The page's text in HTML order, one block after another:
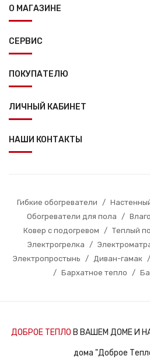
О МАГАЗИНЕ
СЕРВИС
ПОКУПАТЕЛЮ
ЛИЧНЫЙ КАБИНЕТ
НАШИ КОНТАКТЫ
Гибкие обогреватели /
Обогреватели для пола
/
Ковер с подогревом
/ Теплый
Электрогрелка
/
Электропростынь
/ Диван-гамак /
/ Бархатное тепло /
ДОБРОЕ ТЕПЛО В ВАШЕМ ДОМЕ И
дома "Доброе